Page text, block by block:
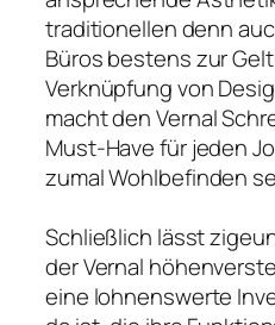
traditionellen denn
Büros bestens zur
Verknüpfung von
macht den Vernal
Must-Have für jeden
zumal Wohlbefinden
Schließlich lässt
der Vernal
eine lohnenswerte